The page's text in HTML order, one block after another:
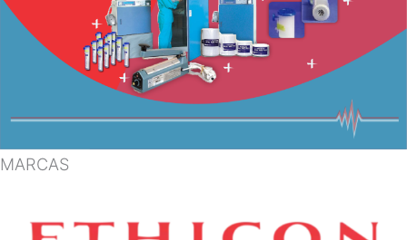
MARCAS